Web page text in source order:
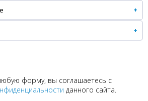
форму, вы соглашаетесь с
данного сайта.